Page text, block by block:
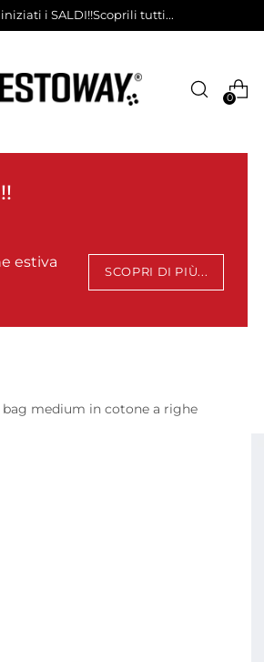
i SALDI!!Scoprili tutti...
0
estiva
SCOPRI DI PIÙ...
medium in cotone a righe